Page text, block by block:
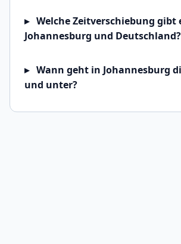
Welche Zeitverschiebung gibt
Johannesburg und Deutschland?
Wann geht in Johannesburg
und unter?